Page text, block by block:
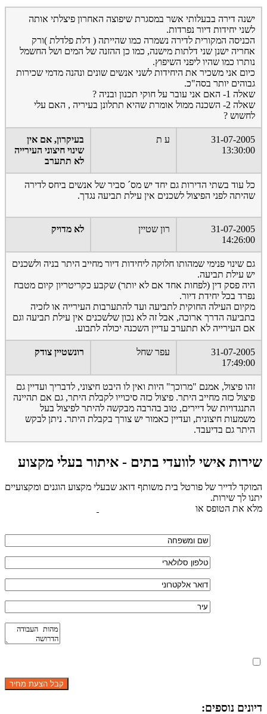
ישנה דירה בבעלותי אשר במסגרת שיפוצה האחרון פיצלתי אותה
לשני יחידות דיור נפרדות.
הכניסה המקורית לדירה נשמרה כמו שהייתה ( דלת פלדלת )ורק
אחריה ישנן שני דלתות מישנה, כמו כן ההזנה של המים ושל החשמל
נותרו כמו שהיו ליפני השיפוץ.
כיום אני משכיר את היחידות לשני אנשים שונים ונהנה מדמי שכירות
גבוהים יותר בסה"כ.
שאלה 1- האם אני עובר על חוקי תכנון ובניה ?
שאלה 2- השכנה ממול אומרת שהיא תתלונן בעיריה , האם עלי
לחשוש ?
31-07-2005
13:30:00
ע ת
בעיקרון, אם אין
שינוי חיצוני העירייה
לא תתערב
כל עוד בשתי הדירות גם יחד יש מס´ סביר של אנשים ביחס לדירה
שהיתה לפני הפיצול לשכנים אין עילת תביעה נגדך.
31-07-2005
14:26:00
רון שטיין לא מדויק
גם שינוי פנימי שמהותו חלוקה ליחידות דיור מחייב היתר בניה ולשכנים
יש עילת תביעה.
היה פסק דין (לפחות אחד אם לא יותר) שקבע כקריטריון קיום מטבח
נפרד בכל יחידת דיור.
מקיום העילה החוקית לתביעה ועד להתערבות העירייה או לזכיה
בתביעה הדרך ארוכה, אבל זה לא נכון שלשכנים אין עילת תביעה וגם
אם העירייה לא תתערב עדיין השכנה יכולה לתבוע.
31-07-2005
17:49:00
עפר שחל רונשטיין צודק
זהו פיצול, אמנם "מרוכך" היות ואין לו היבט חיצוני, לדבריך ועדיין גם
פיצול כזה מחייב היתר. פיצול כזה סיכוייו לקבלת היתר, גם אם תהיינה
התנגדויות של דיירים, טוב בהרבה מבקשה להיתר לפיצול בעל
משמעות חיצונית, ועדיין כאמור יש צורך בקבלת היתר. ניתן לבקש
היתר גם בדיעבד.
שירות אישי לוועדי בתים - איתור בעלי מקצוע
המוקד לדייר של פורטל בית משותף דואג שבעלי מקצוע הוגנים ומקצועיים
יתנו לך שירות.
מלא את הטופס או
דיונים נוספים: